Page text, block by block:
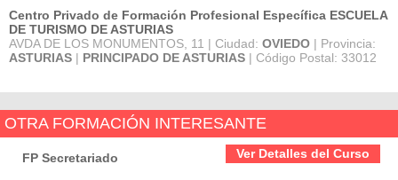
Centro Privado de Formación Profesional Específica ESCUELA
DE TURISMO DE ASTURIAS
AVDA DE LOS MONUMENTOS, 11 | Ciudad: OVIEDO | Provincia:
ASTURIAS | PRINCIPADO DE ASTURIAS | Código Postal: 33012
OTRA FORMACIÓN INTERESANTE
Ver Detalles del Curso
FP Secretariado